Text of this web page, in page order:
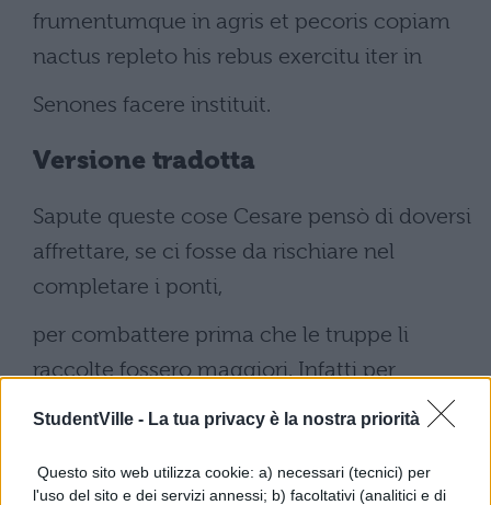
StudentVille - La tua privacy è la nostra priorità
Questo sito web utilizza cookie: a) necessari (tecnici) per
l'uso del sito e dei servizi annessi; b) facoltativi (analitici e di
frumentumque in agris et pecoris copiam
nactus repleto his rebus exercitu iter in
Senones facere instituit.
Versione tradotta
Sapute queste cose Cesare pensò di doversi
affrettare, se ci fosse da rischiare nel
completare i ponti,
per combattere prima che le truppe li
raccolte fossero maggiori. Infatti per
cambiare direzione verso la provincia,
piano, come alcuni giudicavano da fare